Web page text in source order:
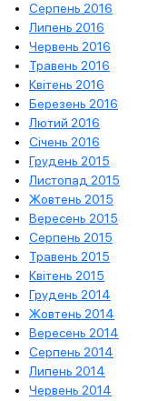
Серпень 2016
Липень 2016
Червень 2016
Травень 2016
Квітень 2016
Березень 2016
Лютий 2016
Січень 2016
Грудень 2015
Листопад 2015
Жовтень 2015
Вересень 2015
Серпень 2015
Травень 2015
Квітень 2015
Грудень 2014
Жовтень 2014
Вересень 2014
Серпень 2014
Липень 2014
Червень 2014